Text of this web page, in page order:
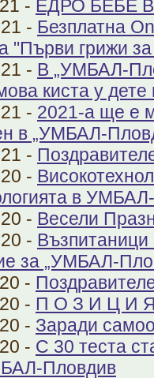
- ЕДРО БЕБЕ
- Безплатна
"Първи грижи
- В „УМБАЛ-
киста у дете
- 2021-а ще е
в „УМБАЛ-
-
-
в
- Весели
-
за „УМБАЛ-
-
- П О З И Ц И
- Заради
- С 30 теста
Пловдив